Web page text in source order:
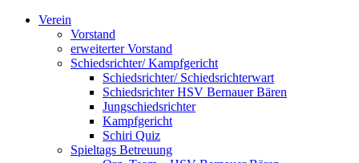
Verein
Vorstand
erweiterter Vorstand
Schiedsrichter/ Kampfgericht
Schiedsrichter/ Schiedsrichterwart
Schiedsrichter HSV Bernauer Bären
Jungschiedsrichter
Kampfgericht
Schiri Quiz
Spieltags Betreuung